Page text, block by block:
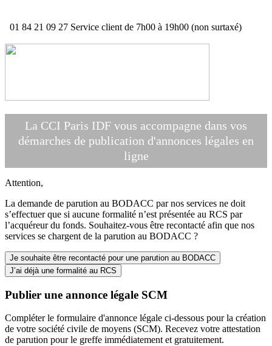
01 84 21 09 27 Service client de 7h00 à 19h00 (non surtaxé)
La CCI Paris IDF vous accompagne dans vos
démarches de publication d'annonces légales en
ligne
Attention,
La demande de parution au BODACC par nos services ne doit
s’effectuer que si aucune formalité n’est présentée au RCS par
l’acquéreur du fonds. Souhaitez-vous être recontacté afin que nos
services se chargent de la parution au BODACC ?
Je souhaite être recontacté pour une parution au BODACC
J’ai déjà une formalité au RCS
Publier une annonce légale SCM
Compléter le formulaire d'annonce légale ci-dessous pour la création
de votre société civile de moyens (SCM). Recevez votre attestation
de parution pour le greffe immédiatement et gratuitement.